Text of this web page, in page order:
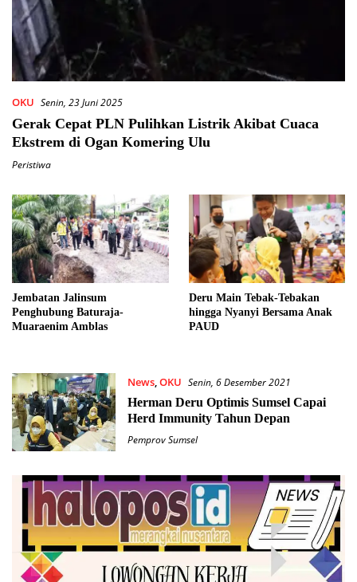
OKU Senin, 23 Juni 2025
Gerak Cepat PLN Pulihkan Listrik Akibat Cuaca
Ekstrem di Ogan Komering Ulu
Peristiwa
Jembatan Jalinsum
Penghubung Baturaja-
Muaraenim Amblas
Deru Main Tebak-Tebakan
hingga Nyanyi Bersama Anak
PAUD
News,OKU Senin, 6 Desember 2021
Herman Deru Optimis Sumsel Capai
Herd Immunity Tahun Depan
Pemprov Sumsel